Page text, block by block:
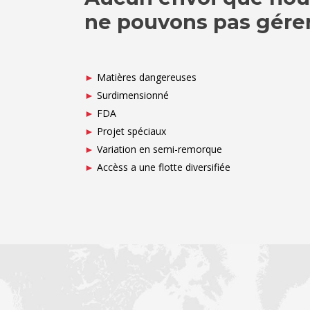
ne pouvons pas
► Matières dangereuses
► Surdimensionné
► FDA
► Projet spéciaux
► Variation en semi-remorque
► Accèss a une flotte diversifiée